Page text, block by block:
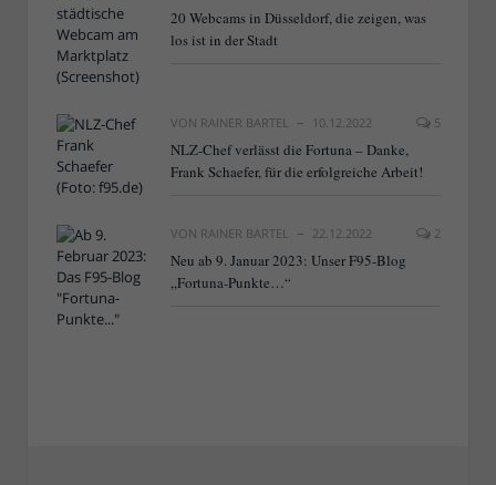
20 Webcams in Düsseldorf, die zeigen, was
los ist in der Stadt
VON RAINER BARTEL 10.12.2022 5
NLZ-Chef verlässt die Fortuna – Danke,
Frank Schaefer, für die erfolgreiche Arbeit!
VON RAINER BARTEL 22.12.2022 2
Neu ab 9. Januar 2023: Unser F95-Blog
„Fortuna-Punkte…“